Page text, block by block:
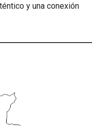
y una conexión